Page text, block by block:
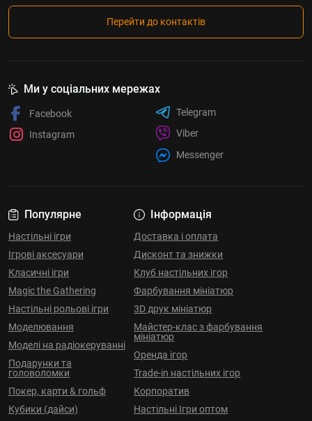
Перейти до контактів
Популярне
Настільні ігри
Ігрові аксесуари
Класичні ігри
Magic the Gathering
Настільні рольові ігри
Моделювання
Моделі на радіокеруванні
Подарунки та
головоломки
Покер, карти & гольф
Кубики (дайси)
Інформація
Доставка і оплата
Дисконт та знижки
Клуб настільних ігор
Фарбування мініатюр
3D друк мініатюр
Майстер-клас з фарбування
мініатюр
Оренда ігор
Trade-in настільних ігор
Корпоратив
Настільні Ігри оптом
Ми у соціальних мережах
Facebook
Instagram
Telegram
Viber
Messenger